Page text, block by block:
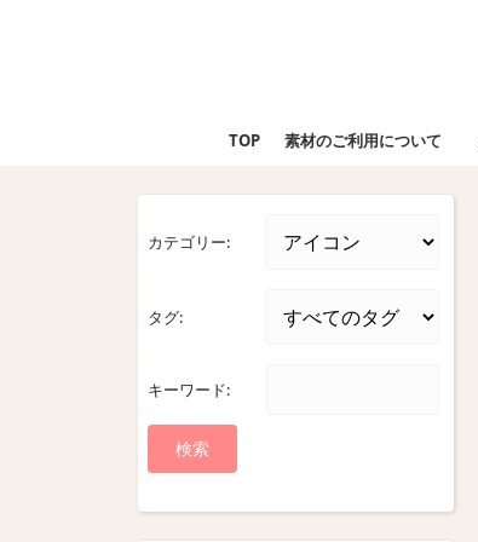
TOP 素材のご利用について
カテゴリー:
タグ:
キーワード: